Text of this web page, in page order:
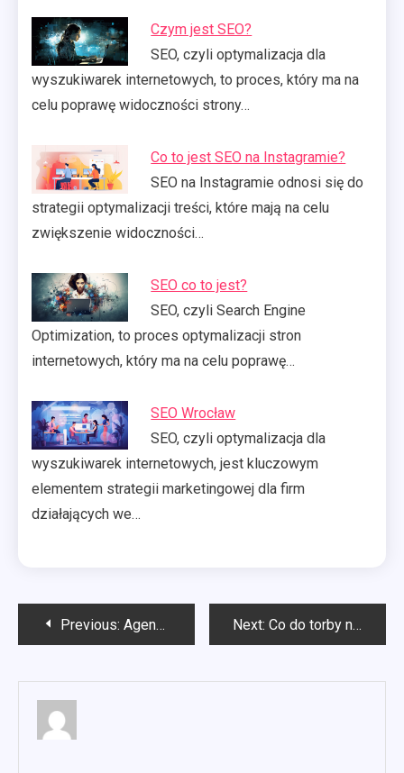
Czym jest SEO?
SEO, czyli optymalizacja dla
wyszukiwarek internetowych, to proces, który ma na
celu poprawę widoczności strony…
Co to jest SEO na Instagramie?
SEO na Instagramie odnosi się do
strategii optymalizacji treści, które mają na celu
zwiększenie widoczności…
SEO co to jest?
SEO, czyli Search Engine
Optimization, to proces optymalizacji stron
internetowych, który ma na celu poprawę…
SEO Wrocław
SEO, czyli optymalizacja dla
wyszukiwarek internetowych, jest kluczowym
elementem strategii marketingowej dla firm
działających we…
Nawigacja
Previous: Agencja SEO Rybnik Next: Co do torby na spacer?